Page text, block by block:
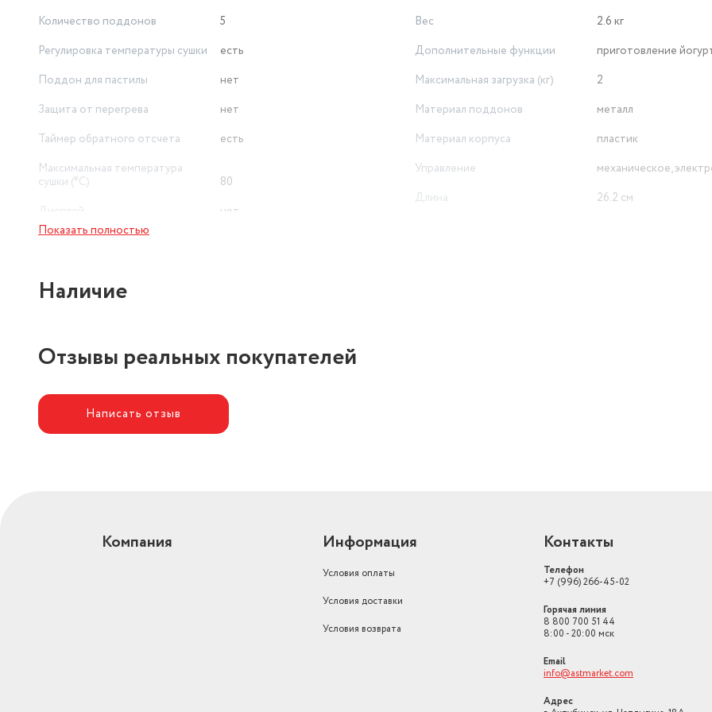
Количество поддонов
5
Регулировка температуры сушки
есть
Поддон для пастилы
нет
Защита от перегрева
нет
Таймер обратного отсчета
есть
Максимальная температура
сушки (°C)
80
нет
Вес
2.6 кг
Дополнительные функции
приготовление
Максимальная загрузка (кг)
2
Материал поддонов
металл
Материал корпуса
пластик
Управление
механическое,
Длина
26.2 см
Показать полностью
Наличие
Отзывы реальных покупателей
Написать отзыв
Компания Информация
Условия оплаты
Условия доставки
Условия возврата
Контакты
Телефон
+7 (996) 266-45-02
Горячая линия
8 800 700 51 44
8:00 - 20:00 мск
Email
info@astmarket.com
Адрес